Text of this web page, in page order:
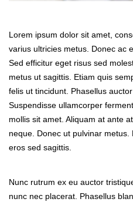
Lorem ipsum dolor sit amet,
varius ultricies metus. Donec ac
Sed efficitur eget risus sed
metus ut sagittis. Etiam quis
felis ut tincidunt. Phasellus
Suspendisse ullamcorper
mollis sit amet. Aliquam at ante
neque. Donec ut pulvinar
eros sed sagittis.
Nunc rutrum ex eu auctor
nunc nec placerat. Phasellus